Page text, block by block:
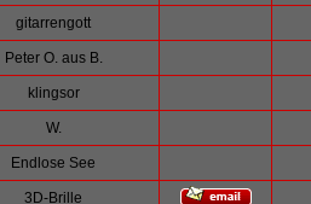
gitarrengott
Peter O. aus B.
klingsor
W.
Endlose See
3D-Brille